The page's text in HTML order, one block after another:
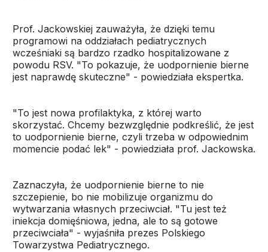
Prof. Jackowskiej zauważyła, że dzięki temu
programowi na oddziałach pediatrycznych
wcześniaki są bardzo rzadko hospitalizowane z
powodu RSV. "To pokazuje, że uodpornienie bierne
jest naprawdę skuteczne" - powiedziała ekspertka.
"To jest nowa profilaktyka, z której warto
skorzystać. Chcemy bezwzględnie podkreślić, że jest
to uodpornienie bierne, czyli trzeba w odpowiednim
momencie podać lek" - powiedziała prof. Jackowska.
Zaznaczyła, że uodpornienie bierne to nie
szczepienie, bo nie mobilizuje organizmu do
wytwarzania własnych przeciwciał. "Tu jest też
iniekcja domięśniowa, jedna, ale to są gotowe
przeciwciała" - wyjaśniła prezes Polskiego
Towarzystwa Pediatrycznego.